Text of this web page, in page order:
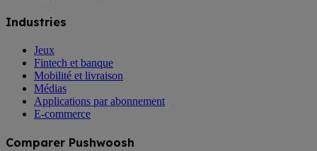
Industries
Jeux
Fintech et banque
Mobilité et livraison
Médias
Applications par abonnement
E-commerce
Comparer Pushwoosh